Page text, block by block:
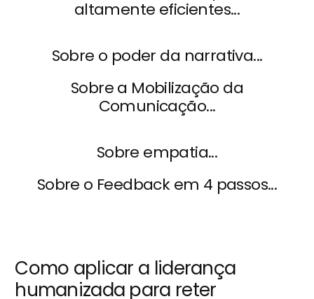
altamente eficientes...
Sobre o poder da narrativa...
Sobre a Mobilização da
Comunicação...
Sobre empatia...
Sobre o Feedback em 4 passos...
Como aplicar a liderança
humanizada para reter